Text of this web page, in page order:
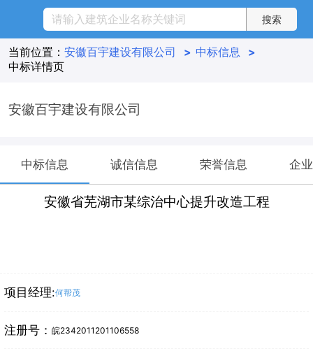
当前位置： 安徽百宇建设有限公司 > 中标信息
>
中标详情页
安徽百宇建设有限公司
中标信息 诚信信息 荣誉信息 企
安徽省芜湖市某综治中心提升改造工程
项目经理:何帮茂
注册号： 皖2342011201106558